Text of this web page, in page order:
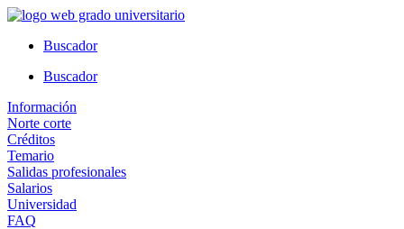
Ir
contenidoBuscador
Buscador
Información
Norte corte
Créditos
Temario
Salidas profesionales
Salarios
Universidad
FAQ